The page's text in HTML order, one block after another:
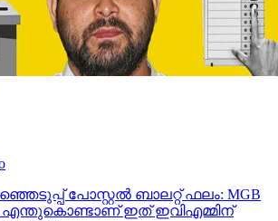
പോസ്റ്റൽ ബാലറ്റ് ഫലം: MGB
എന്തുകൊണ്ടാണ് ഇത് ഇവിഎമ്മിന്